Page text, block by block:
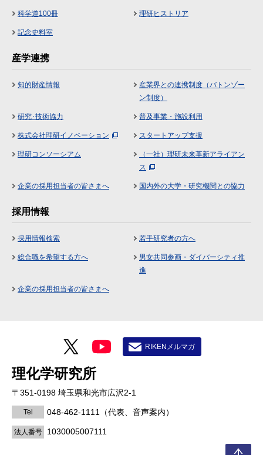
科学道100冊 理研ヒストリア
記念史料室
産学連携
知的財産情報
産業界との連携制度（バトンゾー
ン制度）
研究･技術協力 普及事業・施設利用
株式会社理研イノベーション スタートアップ支援
理研コンソーシアム
（一社）理研未来革新アライアン
ス
企業の採用担当者の皆さまへ 国内外の大学・研究機関との協力
採用情報
採用情報検索 若手研究者の方へ
総合職を希望する方へ
男女共同参画・ダイバーシティ推
進
企業の採用担当者の皆さまへ
理化学研究所
〒351-0198 埼玉県和光市広沢2-1
Tel 048-462-1111 （代表、音声案内）
法人番号 1030005007111
RIKENメルマガ